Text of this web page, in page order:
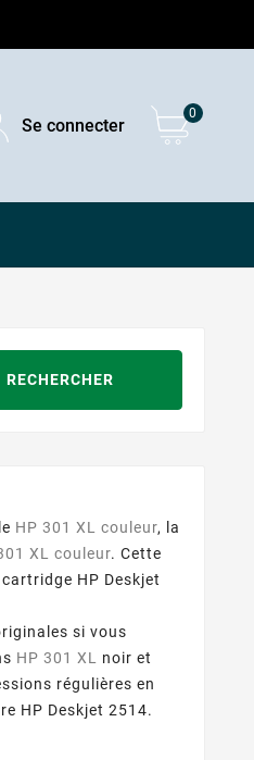
Se connecter
0
RECHERCHER
HP 301 XL couleur, la
XL couleur. Cette
HP Deskjet
si vous
HP 301 XL
noir et
régulières en
HP Deskjet 2514.